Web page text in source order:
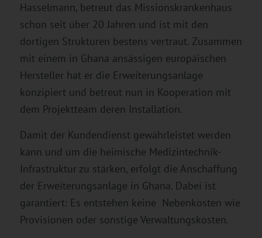
Hasselmann, betreut das Missionskrankenhaus
schon seit über 20 Jahren und ist mit den
dortigen Strukturen bestens vertraut. Zusammen
mit einem in Ghana ansässigen europäischen
Hersteller hat er die Erweiterungsanlage
konzipiert und betreut nun in Kooperation mit
dem Projektteam deren Installation.
Damit der Kundendienst gewährleistet werden
kann und um die heimische Medizintechnik-
Infrastruktur zu stärken, erfolgt die Anschaffung
der Erweiterungsanlage in Ghana. Dabei ist
garantiert: Es entstehen keine Nebenkosten wie
Provisionen oder sonstige Verwaltungskosten.